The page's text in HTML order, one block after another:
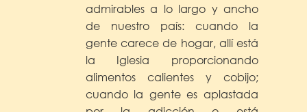
admirables a lo largo y ancho
de nuestro país: cuando la
gente carece de hogar, allí está
la Iglesia proporcionando
alimentos calientes y cobijo;
cuando la gente es aplastada